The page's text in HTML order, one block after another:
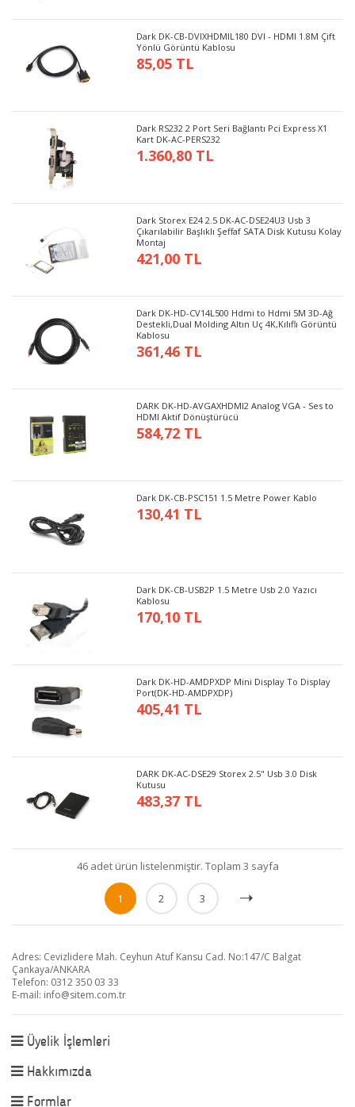
Dark DK-CB-DVIXHDMIL180 DVI - HDMI 1.8M Çift
Yönlü Görüntü Kablosu
85,05 TL
Dark RS232 2 Port Seri Bağlantı Pci Express X1
Kart DK-AC-PERS232
1.360,80 TL
Dark Storex E24 2.5 DK-AC-DSE24U3 Usb 3
Çıkarılabilir Başlıklı Şeffaf SATA Disk Kutusu Kolay
Montaj
421,00 TL
Dark DK-HD-CV14L500 Hdmi to Hdmi 5M 3D-Ağ
Destekli,Dual Molding Altın Uç 4K,Kılıflı Görüntü
Kablosu
361,46 TL
DARK DK-HD-AVGAXHDMI2 Analog VGA - Ses to
HDMI Aktif Dönüştürücü
584,72 TL
Dark DK-CB-PSC151 1.5 Metre Power Kablo
130,41 TL
Dark DK-CB-USB2P 1.5 Metre Usb 2.0 Yazıcı
Kablosu
170,10 TL
Dark DK-HD-AMDPXDP Mini Display To Display
Port(DK-HD-AMDPXDP)
405,41 TL
DARK DK-AC-DSE29 Storex 2.5" Usb 3.0 Disk
Kutusu
483,37 TL
46 adet ürün listelenmiştir. Toplam 3 sayfa
1 2 3
Adres: Cevizlidere Mah. Ceyhun Atuf Kansu Cad. No:147/C Balgat
Çankaya/ANKARA
Telefon: 0312 350 03 33
E-mail: info@sitem.com.tr
Üyelik İşlemleri
Hakkımızda
Formlar